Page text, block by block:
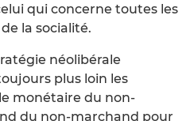
qui concerne toutes les
la socialité.
néolibérale
plus loin les
monétaire du non-
du non-marchand pour